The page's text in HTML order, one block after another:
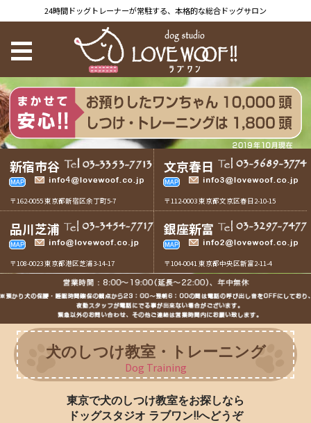
24時間ドッグトレーナーが常駐する、本格的な総合ドッグサロン
新宿市谷
〒162-0055 東京都新宿区余丁町5-7
文京春日
〒112-0003 東京都文京区春日2-10-15
品川芝浦
〒108-0023 東京都港区芝浦3-14-17
銀座新富
〒104-0041 東京都中央区新富2-11-4
犬のしつけ教室・トレーニング
Dog Training
東京で犬のしつけ教室をお探しなら
ドッグスタジオ ラブワン!!へどうぞ